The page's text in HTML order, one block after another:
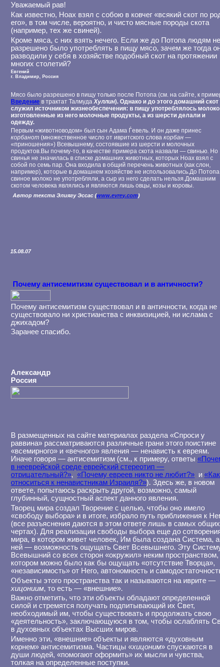
Уважаемый рав!
Как известно, Ноах взял с собою в ковчег «всякий скот по
его», в том числе, вероятно, и чисто мясные породы скота
(например, тех же свиней).
Кроме мяса, с них взять нечего. Если же до Потопа людям
разрешено было употреблять в пищу мясо, зачем же тогда
разводили у себя в хозяйстве подобный скот на протяжении
многих столетий?
Евгений
г. Владимир, Россия
Мясо было разрешено в пищу только после Потопа (см. на сайте, к
Введение в трактат ТалмудаХуллин). Однако и до этого домашний скот
служил источником жизнеобеспечения: в пищу употреблялось
изготовленные из него молочные продукты, а из шерсти делали и
одежду.
Первым «животноводом» был сын Адама Ѓевель. И он даже принес
корбанот (множественное число от ивритского словакорбан —
«приношения») Всевышнему, состоявшие из шерсти и молочных
продуктов.Вы почему-то, в качестве примера скота назвали — свинью. Но
свинья не значилась в списке домашних животных, которых Ноах взял с
собой по семь пар. Она входила в общий перечень животных (как слон,
например), которые в домашнем хозяйстве не использовались.До Потопа
свиное молоко не употребляли, а сыр из него сделать нельзя.Домашним
скотом человека являлись и являются лишь овцы, козы и коровы.
Автор текста Элиягу Эссас (www.evrey.com)
15.08.07
Почему антисемитизм существовал и в античности?
Почему антисемитизм существовал и в античности, когда не
существовало ни христианства с инквизицией, ни ислама с
джихадом?
Заранее спасибо.
Александр
Россия
В размещенных на сайте материалах раздела «Спроси у
раввина» рассматриваются различные грани этого поистине
«всемирного» и «вечного» явления — ненависть к евреям.
Иначе говоря — антисемитизм (см., к примеру, ответы
в нееврейской среде еврейский стереотип —
отрицательный?»,«Почему евреев никто не любит?» и«Как
относиться к ненавистникам Израиля?»). Здесь же, в новом
ответе, попытаюсь раскрыть другой, возможно, самый
глубинный, сущностный аспект данного явления.
Творец мира создал Творение с целью, чтобы оно имело
«свободу выбора» и в итоге, избрало путь приближения к
(все разъяснения даются в этом ответе лишь в самых общих
чертах). Для реализации свободы выбора еще до
мира, в котором живет человек, Им была создана Система,
ней — возможность ощущать Свет Всевышнего. Эту
Всевышний со всех сторон «окружил» неким пространством,
котором можно было как бы ощущать «отсутствие Творца»,
«независимость» от Него, автономность и
Объекты этого пространства так и называются на иврите —
хицониим, то есть — «внешние».
Важно отметить, что эти объекты обладают определенной
силой и стремятся получать подпитывающий их Свет,
необходимый им, чтобы существовать и продолжать свою
«деятельность», заключающуюся в том, чтобы ослаблять
в духовных объектах Высших миров.
Именно эти, «внешние» объекты и являются «духовным
корнем» антисемитизма. Частицы «хицоним» спускаются в
души людей, «помогают оформить» их мысли и чувства,
толкая на определенные поступки.